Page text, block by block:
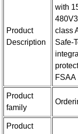
Product
Description
with
class
Safe-
FSAA
Product
family
Product